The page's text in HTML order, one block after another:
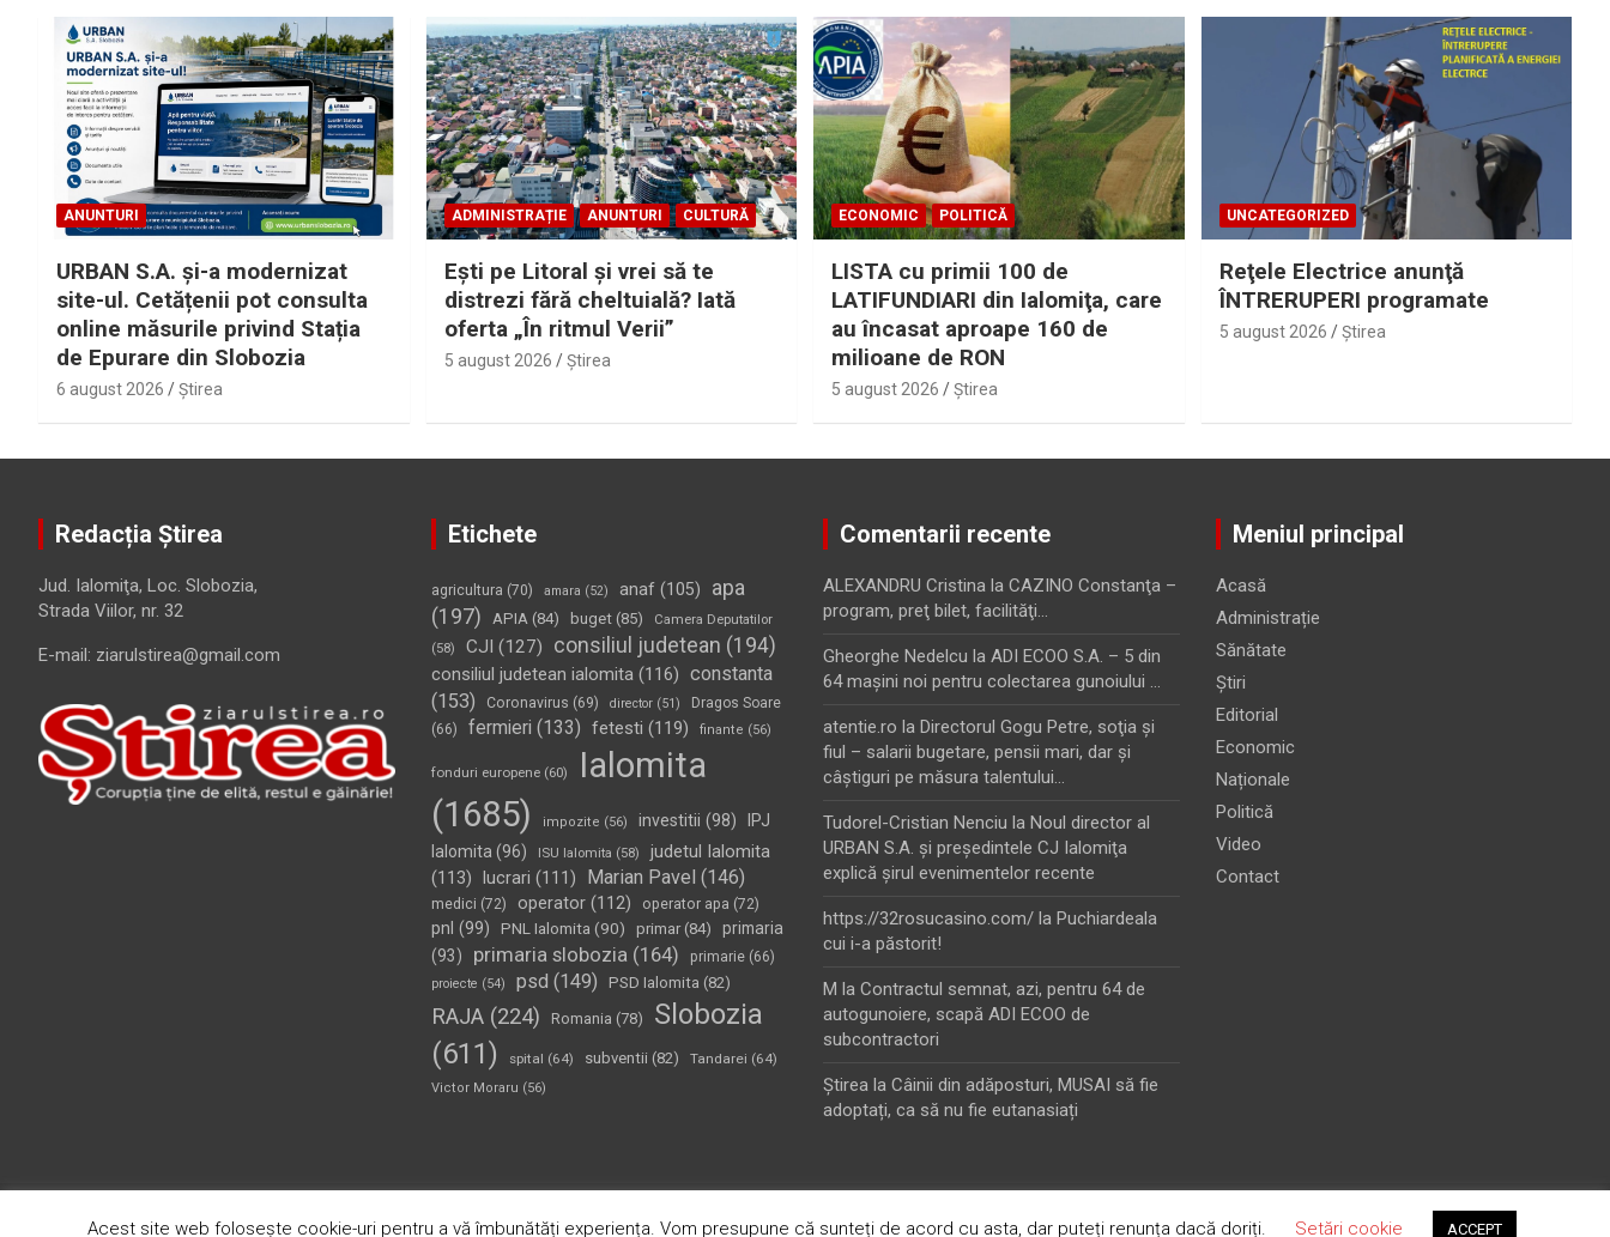
ANUNTURI
URBAN S.A. și-a modernizat
site-ul. Cetățenii pot consulta
online măsurile privind Stația
de Epurare din Slobozia
6 august 2026 Ştirea
ADMINISTRAȚIE ANUNTURI CULTURĂ
Eşti pe Litoral şi vrei să te
distrezi fără cheltuială? Iată
oferta „În ritmul Verii”
5 august 2026 Ştirea
ECONOMIC POLITICĂ
LISTA cu primii 100 de
LATIFUNDIARI din Ialomiţa, care
au încasat aproape 160 de
milioane de RON
5 august 2026 Ştirea
UNCATEGORIZED
Reţele Electrice anunţă
ÎNTRERUPERI programate
5 august 2026 Ştirea
Redacția Știrea
Jud. Ialomiţa, Loc. Slobozia,
Strada Viilor, nr. 32
E-mail: ziarulstirea@gmail.com
Etichete
agricultura (70) amara (52) anaf(105)
apa
(197)
APIA(84) buget(85)
Camera Deputatilor
(58)
CJI (127) consiliul judetean (194)
consiliul judetean ialomita(116) constanta
(153)
Coronavirus (69) director(51)
Dragos Soare
(66)
fermieri (133) fetesti (119) finante (56)
fonduri europene(60)
Ialomita
(1685)
impozite (56) investitii (98)
IPJ
Ialomita (96) ISU Ialomita (58)
judetul Ialomita
(113) lucrari (111) Marian Pavel (146)
medici (72) operator(112) operator apa (72)
pnl (99) PNL Ialomita (90) primar(84)
primaria
(93)
primaria slobozia(164) primarie(66)
proiecte (54) psd (149) PSD Ialomita (82)
RAJA(224) Romania (78)
Slobozia
(611)
spital (64) subventii (82) Tandarei (64)
Victor Moraru (56)
Comentarii recente
ALEXANDRU Cristina la CAZINO Constanţa –
program, preţ bilet, facilităţi…
Gheorghe Nedelcu la ADI ECOO S.A. – 5 din
64 maşini noi pentru colectarea gunoiului …
atentie.ro la Directorul Gogu Petre, soţia şi
fiul – salarii bugetare, pensii mari, dar şi
câştiguri pe măsura talentului…
Tudorel-Cristian Nenciu la Noul director al
URBAN S.A. şi preşedintele CJ Ialomiţa
explică şirul evenimentelor recente
https://32rosucasino.com/ la Puchiardeala
cui i-a păstorit!
M la Contractul semnat, azi, pentru 64 de
autogunoiere, scapă ADI ECOO de
subcontractori
Ştirea la Câinii din adăposturi, MUSAI să fie
adoptați, ca să nu fie eutanasiați
Meniul principal
Acasă
Administrație
Sănătate
Știri
Editorial
Economic
Naționale
Politică
Video
Contact
Copyright © 2026Ziarul Știrea Theme by:Theme Horse Proudly Powered by:WordPress
Acest site web folosește cookie-uri pentru a vă îmbunătăți experiența. Vom presupune că sunteți de acord cu asta, dar puteți renunța dacă doriți. Setări cookie ACCEPT